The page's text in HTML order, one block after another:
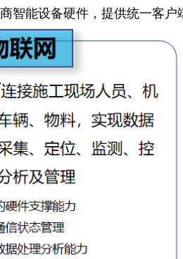
智能设备硬件，提供统一客户